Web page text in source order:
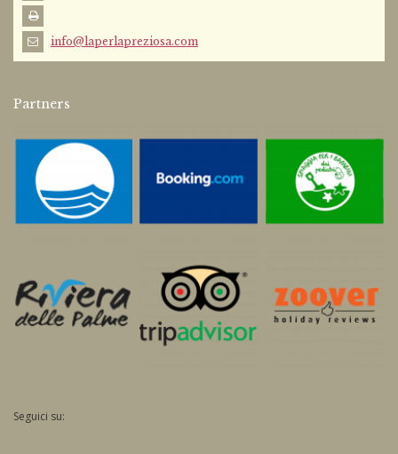
info@laperlapreziosa.com
Partners
Seguici su: